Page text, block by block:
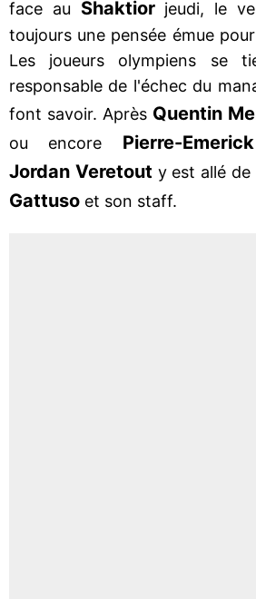
face au Shaktiorjeudi, le
toujours une pensée émue pour
Les joueurs olympiens se
responsable de l'échec du
font savoir. Après Quentin
ou encore Pierre-
Jordan Veretout y est allé de
Gattuso et son staff.